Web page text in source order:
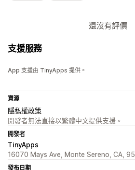
還沒有評價
支援服務
App 支援由 TinyApps 提供。
資源
隱私權政策
開發者無法直接以繁體中文提供支援。
開發者
TinyApps
16070 Mays Ave, Monte Sereno, CA,
發布日期